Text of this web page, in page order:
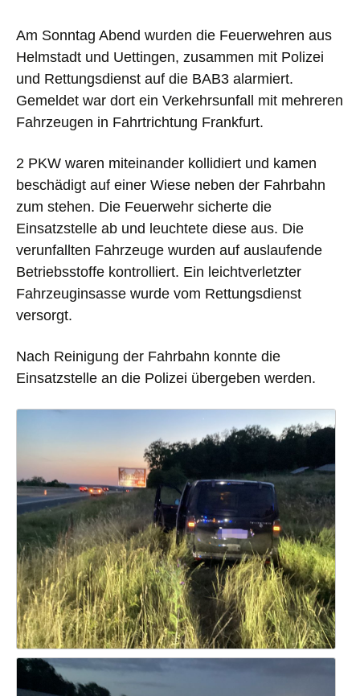
Am Sonntag Abend wurden die Feuerwehren aus
Helmstadt und Uettingen, zusammen mit Polizei
und Rettungsdienst auf die BAB3 alarmiert.
Gemeldet war dort ein Verkehrsunfall mit mehreren
Fahrzeugen in Fahrtrichtung Frankfurt.
2 PKW waren miteinander kollidiert und kamen
beschädigt auf einer Wiese neben der Fahrbahn
zum stehen. Die Feuerwehr sicherte die
Einsatzstelle ab und leuchtete diese aus. Die
verunfallten Fahrzeuge wurden auf auslaufende
Betriebsstoffe kontrolliert. Ein leichtverletzter
Fahrzeuginsasse wurde vom Rettungsdienst
versorgt.
Nach Reinigung der Fahrbahn konnte die
Einsatzstelle an die Polizei übergeben werden.